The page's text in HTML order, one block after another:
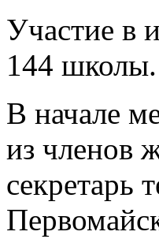
Участие в
144 школы.
В начале
из членов
секретарь